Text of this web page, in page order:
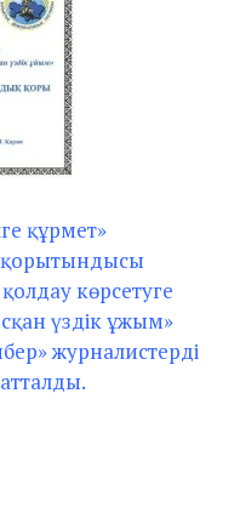
құрмет»
қорытындысы
көрсетуге
үздік ұжым»
журналистерді